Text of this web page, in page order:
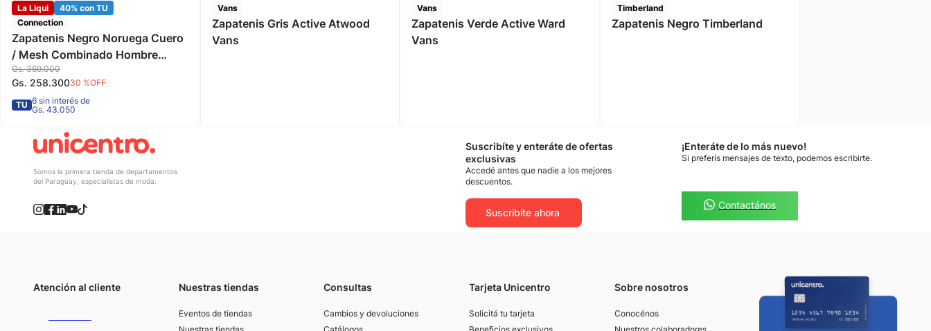
La Liqui
40% con TU
Connection
Zapatenis Negro Noruega Cuero
/ Mesh Combinado Hombre
Connection
Gs. 369.000
Gs. 258.30030 %OFF
TU 6 sin interés de
Gs. 43.050
Vans
Zapatenis Gris Active Atwood
Vans
Vans
Zapatenis Verde Active Ward
Vans
Timberland
Zapatenis Negro Timberland
Somos la primera tienda de departamentos
del Paraguay, especialistas de moda.
Suscribíte y enteráte de ofertas
exclusivas
Accedé antes que nadie a los mejores
descuentos.
Suscribíte ahora
¡Enteráte de lo más nuevo!
Si preferís mensajes de texto, podemos escribirte.
Contactános
Atención al cliente
Nuestras tiendas
Eventos de tiendas
Consultas
Cambios y devoluciones
Tarjeta Unicentro
Solicitá tu tarjeta
Sobre nosotros
Conocénos